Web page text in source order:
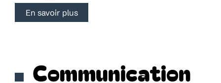
En savoir plus
Communication